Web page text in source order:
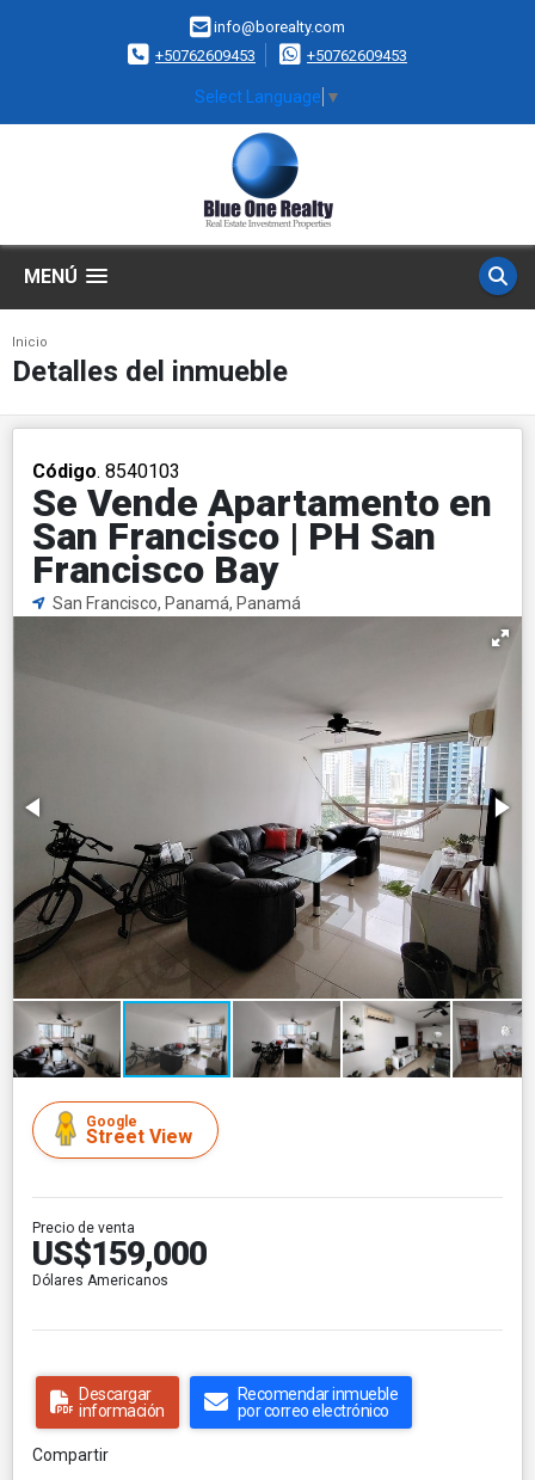
info@borealty.com
+50762609453
+50762609453
Select Language ▼
MENÚ
Inicio
Detalles del inmueble
Código. 8540103
Se Vende Apartamento en
San Francisco | PH San
Francisco Bay
San Francisco, Panamá, Panamá
Google
Street View
Precio de venta
US$159,000
Dólares Americanos
Descargar
información
Recomendar inmueble
por correo electrónico
Compartir